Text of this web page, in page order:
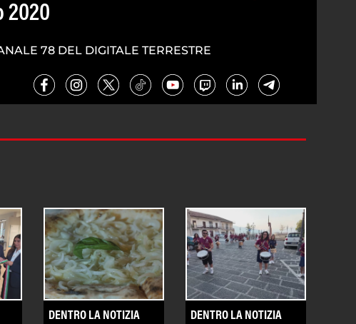
2020
78 DEL DIGITALE TERRESTRE
DENTRO LA NOTIZIA DENTRO LA NOTIZIA